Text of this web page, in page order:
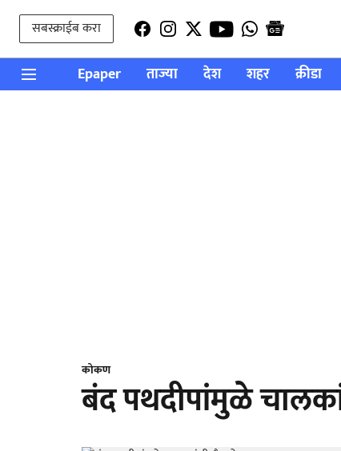
सबस्क्राईब करा
Epaper ताज्या देश शहर क्रीडा
कोकण
बंद पथदीपांमुळे